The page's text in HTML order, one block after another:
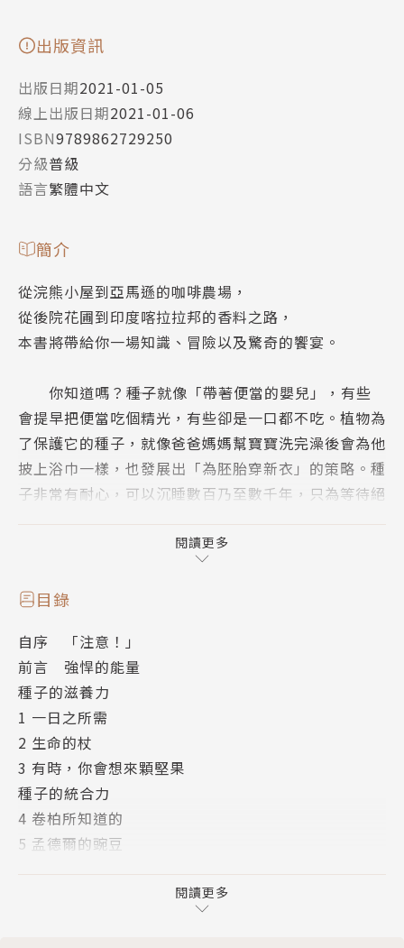
出版資訊
出版日期2021-01-05
線上出版日期2021-01-06
ISBN9789862729250
分級普級
語言繁體中文
簡介
從浣熊小屋到亞馬遜的咖啡農場，
從後院花圃到印度喀拉拉邦的香料之路，
本書將帶給你一場知識、冒險以及驚奇的饗宴。
你知道嗎？――種子就像「帶著便當的嬰兒」，有些
會提早把便當吃個精光，有些卻是一口都不吃。植物為
了保護它的種子，就像爸爸媽媽幫寶寶洗完澡後會為他
披上浴巾一樣，也發展出「為胚胎穿新衣」的策略。種
子非常有耐心，可以沉睡數百乃至數千年，只為等待絕
有點硬又不會太硬的外殼，這樣可以選擇性的被「理想
了地理大發現，泡在咖啡館裡也能點燃啟蒙革命，一粒
粒的棉花籽竟為工業革命揭開了序幕。晉惠帝在聽說老
百姓因為稻米不足而餓死時，曾說：「何不食肉
糜？」，以致後來因為五胡亂華而失掉半壁江山。而從
羅馬帝國的衰退到阿拉伯之春，小麥也常牽動不同國家
的命運。
種子在自然史與人類文化史上，都扮演了至關重要
的角色：它象徵著美的化身，演化的奧祕，以及純然的
說是生命的原料與支柱，支撐起全球的飲食、經濟與文
閱讀更多
目錄
自序 「注意！」
前言 強悍的能量
種子的滋養力
1 一日之所需
2 生命的杖
3 有時，你會想來顆堅果
種子的統合力
4 卷柏所知道的
5 孟德爾的豌豆
閱讀更多